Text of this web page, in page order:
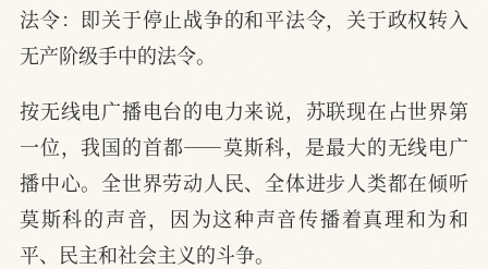
法令：即关于停止战争的和平法令，关于政权转入
无产阶级手中的法令。
按无线电广播电台的电力来说，苏联现在占世界第
一位，我国的首都——莫斯科，是最大的无线电广
播中心。全世界劳动人民、全体进步人类都在倾听
莫斯科的声音，因为这种声音传播着真理和为和
平、民主和社会主义的斗争。